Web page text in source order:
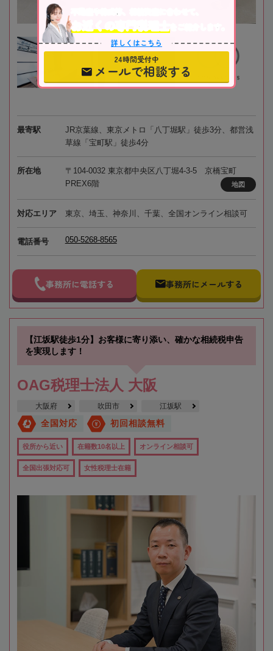
最寄駅
JR京葉線、東京メトロ「八丁堀駅」徒歩3分、都営浅
草線「宝町駅」徒歩4分
所在地
〒104-0032 東京都中央区八丁堀4-3-5 京橋宝町
PREX6階
地図
対応エリア 東京、埼玉、神奈川、千葉、全国オンライン相談可
電話番号 050-5268-8565
事務所に電話する 事務所にメールする
【江坂駅徒歩1分】お客様に寄り添い、確かな相続税申告
を実現します！
OAG税理士法人 大阪
大阪府 吹田市 江坂駅
全国対応 初回相談無料
役所から近い 在籍数10名以上 オンライン相談可
全国出張対応可 女性税理士在籍
不動産や株式等、相続資産に合わせて、
お近くの専門税理士
をご紹介します。
詳しくはこちら
24時間受付中
メールで相談する